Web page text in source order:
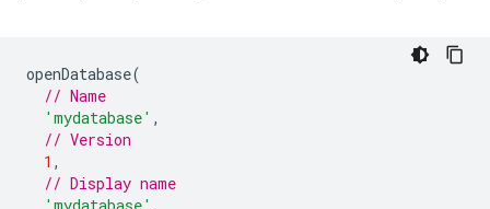
openDatabase(
// Name
'mydatabase' ,
// Version
1 ,
// Display name